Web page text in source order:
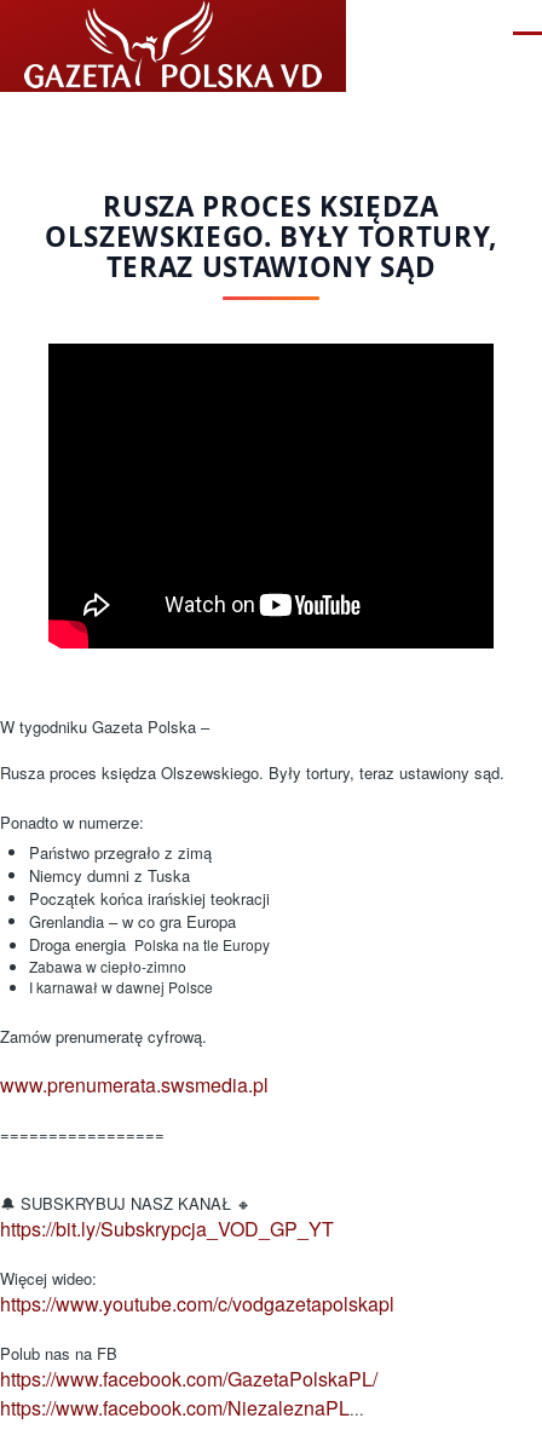
Przejdź do treści
RUSZA PROCES KSIĘDZA
OLSZEWSKIEGO. BYŁY TORTURY,
TERAZ USTAWIONY SĄD
W tygodniku Gazeta Polska –
Rusza proces księdza Olszewskiego. Były tortury, teraz ustawiony sąd.
Ponadto w numerze:
Państwo przegrało z zimą
Niemcy dumni z Tuska
Początek końca irańskiej teokracji
Grenlandia – w co gra Europa
Droga energia Polska na tle Europy
Zabawa w ciepło-zimno
I karnawał w dawnej Polsce
Zamów prenumeratę cyfrową.
www.prenumerata.swsmedia.pl
=================
🔔 SUBSKRYBUJ NASZ KANAŁ 🔸
https://bit.ly/Subskrypcja_VOD_GP_YT
Więcej wideo:
https://www.youtube.com/c/vodgazetapolskapl
Polub nas na FB
https://www.facebook.com/GazetaPolskaPL/
https://www.facebook.com/NiezaleznaPL...